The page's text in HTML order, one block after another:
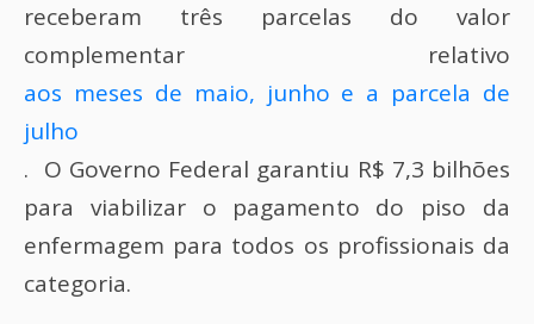
receberam três parcelas do valor
complementar relativo
aos meses de maio, junho e a parcela de
julho
. O Governo Federal garantiu R$ 7,3 bilhões
para viabilizar o pagamento do piso da
enfermagem para todos os profissionais da
categoria.